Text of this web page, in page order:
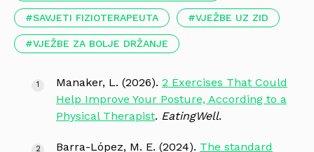
SAVJETI FIZIOTERAPEUTA VJEŽBE UZ ZID
VJEŽBE ZA BOLJE DRŽANJE
Manaker, L. (2026). 2 Exercises That Could
Help Improve Your Posture, According to a
Physical Therapist. EatingWell.
Barra-López, M. E. (2024). The standard